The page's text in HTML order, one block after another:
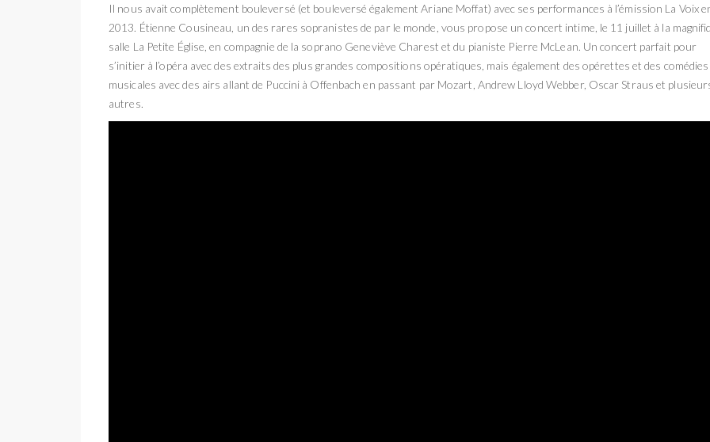
Il nous avait complètement bouleversé (et bouleversé également Ariane Moffat) avec ses performances à l’émission La Voix
2013. Étienne Cousineau, un des rares sopranistes de par le monde, vous propose un concert intime, le 11 juillet à la
salle La Petite Église, en compagnie de la soprano Geneviève Charest et du pianiste Pierre McLean. Un concert parfait pour
s’initier à l’opéra avec des extraits des plus grandes compositions opératiques, mais également des opérettes et des comédies
musicales avec des airs allant de Puccini à Offenbach en passant par Mozart, Andrew Lloyd Webber, Oscar Straus et
autres.